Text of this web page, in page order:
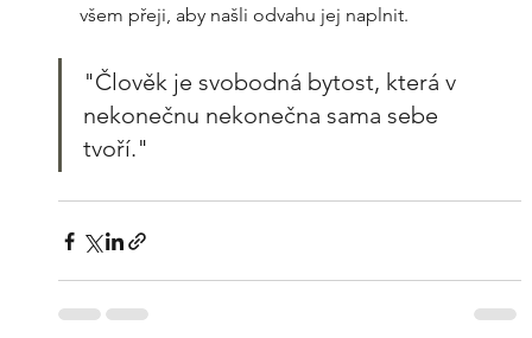
všem přeji, aby našli odvahu jej naplnit.
"Člověk je svobodná bytost, která v
nekonečnu nekonečna sama sebe
tvoří."